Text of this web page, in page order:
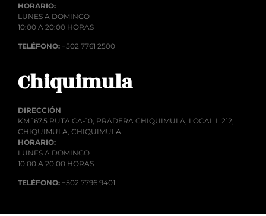
HORARIO:
LUNES A DOMINGO
10:00 A 20:00 HORAS
TELÉFONO: +502 7761 2500
Chiquimula
DIRECCIÓN
KM 167.5 RUTA CA-10, PRADERA CHIQUIMULA, LOCAL L 212,
CHIQUIMULA, CHIQUIMULA.
HORARIO:
LUNES A DOMINGO
10:00 A 20:00 HORAS
TELÉFONO: +502 7796 9401